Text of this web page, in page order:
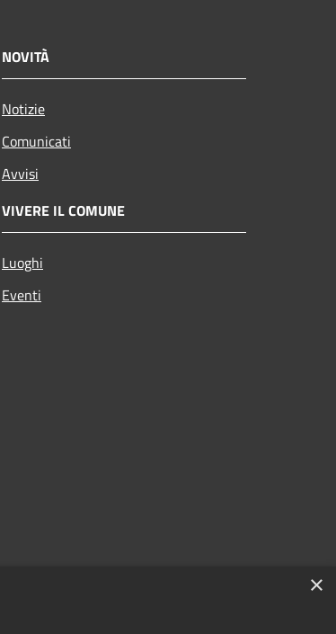
NOVITÀ
Notizie
Comunicati
Avvisi
VIVERE IL COMUNE
Luoghi
Eventi
×